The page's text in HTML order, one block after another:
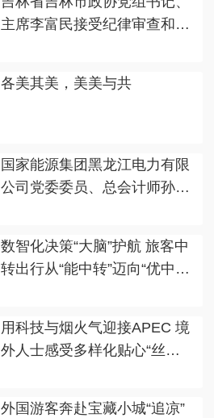
主席李富民接受纪律审查和监
各美其美，美美与共
国家能源集团黑龙江电力有限
公司党委委员、总会计师孙登
数智化决策“大脑”护航 旅客中
转出行从“能中转”迈向“优中
用科技与烟火气迎接APEC 境
外人士感受多样化贴心“丝
外国游客奔赴宝藏小城“追凉”